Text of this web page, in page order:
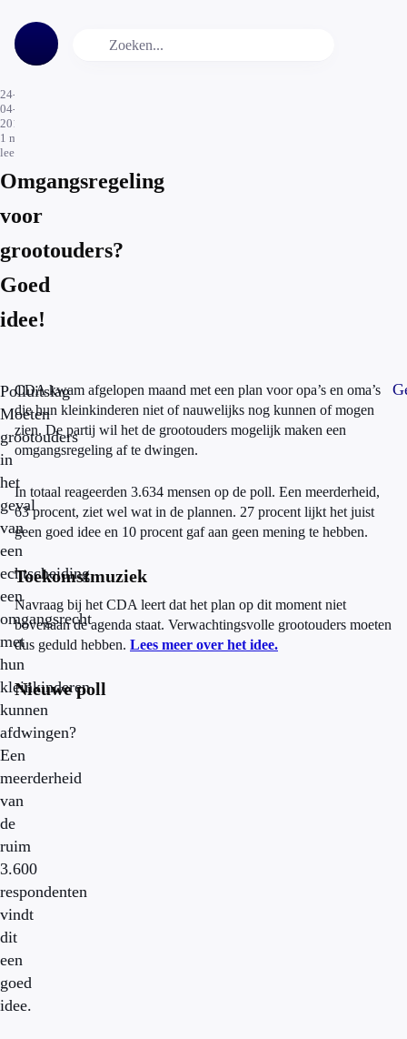
24-
04-
2015
1 min.
leestijd
Omgangsregeling
voor
grootouders?
Goed
idee!
Polluitslag
Moeten
grootouders
in
het
geval
van
een
echtscheiding
een
omgangsrecht
met
hun
kleinkinderen
kunnen
afdwingen?
Een
meerderheid
van
de
ruim
3.600
respondenten
vindt
dit
een
goed
idee.
CDA kwam afgelopen maand met een plan voor opa’s en oma’s
die hun kleinkinderen niet of nauwelijks nog kunnen of mogen
zien. De partij wil het de grootouders mogelijk maken een
omgangsregeling af te dwingen.
In totaal reageerden 3.634 mensen op de poll. Een meerderheid,
63 procent, ziet wel wat in de plannen. 27 procent lijkt het juist
geen goed idee en 10 procent gaf aan geen mening te hebben.
Toekomstmuziek
Navraag bij het CDA leert dat het plan op dit moment niet
bovenaan de agenda staat. Verwachtingsvolle grootouders moeten
dus geduld hebben. Lees meer over het idee.
Nieuwe poll